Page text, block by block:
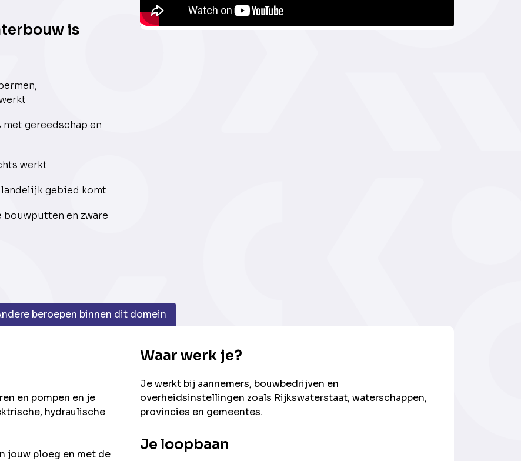
is
gereedschap en
werkt
gebied komt
bouwputten en zware
beroepen binnen dit domein
en pompen en je
hydraulische
jouw ploeg en met de
Waar werk je?
Je werkt bij aannemers, bouwbedrijven en
overheidsinstellingen zoals Rijkswaterstaat, waterschappen,
provincies en gemeentes.
Je loopbaan